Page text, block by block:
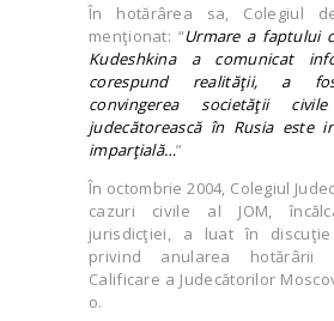
În hotărârea sa, Colegiul
menţionat: “Urmare a faptului
Kudeshkina a comunicat
corespund realităţii, a
convingerea societăţii
judecătorească în Rusia este
imparţială…”
În octombrie 2004, Colegiul
cazuri civile al JOM,
jurisdicţiei, a luat în
privind anularea hotărârii
Calificare a Judecătorilor
o.